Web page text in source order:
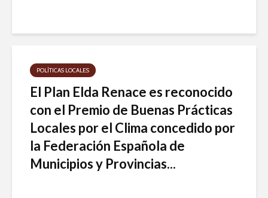
POLÍTICAS LOCALES
El Plan Elda Renace es reconocido
con el Premio de Buenas Prácticas
Locales por el Clima concedido por
la Federación Española de
Municipios y Provincias...